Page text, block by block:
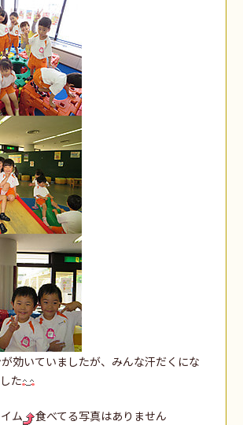
効いていましたが、みんな汗だくにな
た
ム 食べてる写真はありません